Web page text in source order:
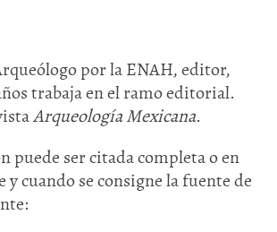
por la ENAH, editor,
trabaja en el ramo editorial.
Arqueología Mexicana.
puede ser citada completa o en
cuando se consigne la fuente de